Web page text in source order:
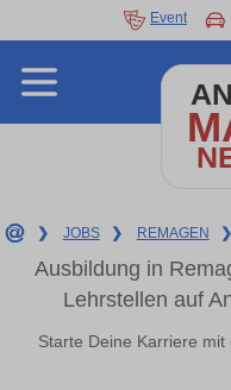
Event
❯ JOBS ❯ REMAGEN ❯
Ausbildung in
Lehrstellen auf
Starte Deine Karriere